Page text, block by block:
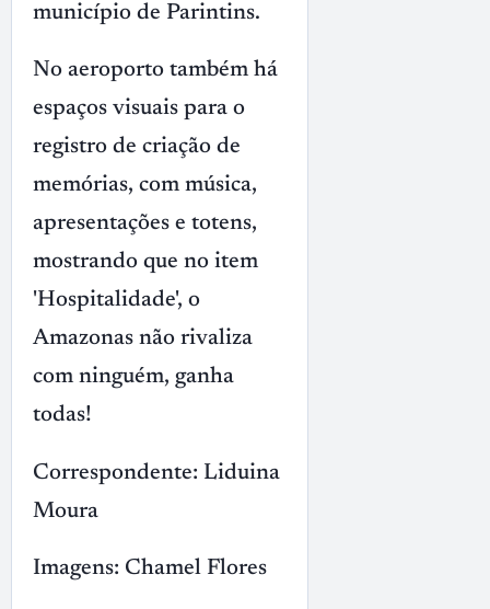
município de Parintins.
No aeroporto também há
espaços visuais para o
registro de criação de
memórias, com música,
apresentações e totens,
mostrando que no item
'Hospitalidade', o
Amazonas não rivaliza
com ninguém, ganha
todas!
Correspondente: Liduina
Moura
Imagens: Chamel Flores